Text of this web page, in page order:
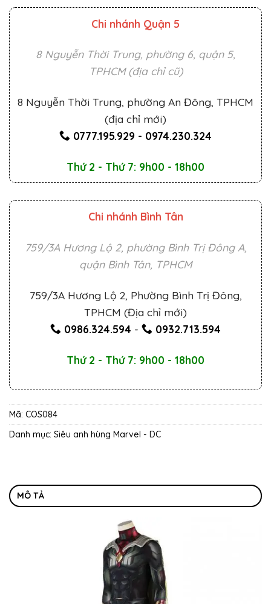
Chi nhánh Quận 5
8 Nguyễn Thời Trung, phường 6, quận 5,
TPHCM (địa chỉ cũ)
8 Nguyễn Thời Trung, phường An Đông, TPHCM
(địa chỉ mới)
0777.195.929 - 0974.230.324
Thứ 2 - Thứ 7: 9h00 - 18h00
Chi nhánh Bình Tân
759/3A Hương Lộ 2, phường Bình Trị Đông A,
quận Bình Tân, TPHCM
759/3A Hương Lộ 2, Phường Bình Trị Đông,
TPHCM (Địa chỉ mới)
0986.324.594 - 0932.713.594
Thứ 2 - Thứ 7: 9h00 - 18h00
Mã: COS084
Danh mục: Siêu anh hùng Marvel - DC
MÔ TẢ